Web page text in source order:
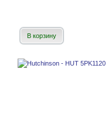
В корзину